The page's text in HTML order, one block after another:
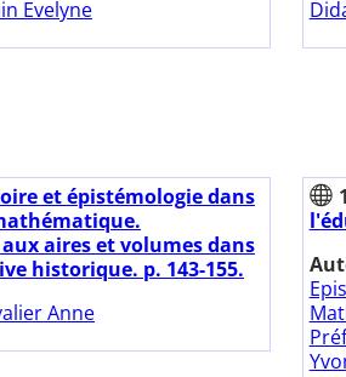
Evelyne
et épistémologie dans
aires et volumes dans
historique. p. 143-155.
Anne